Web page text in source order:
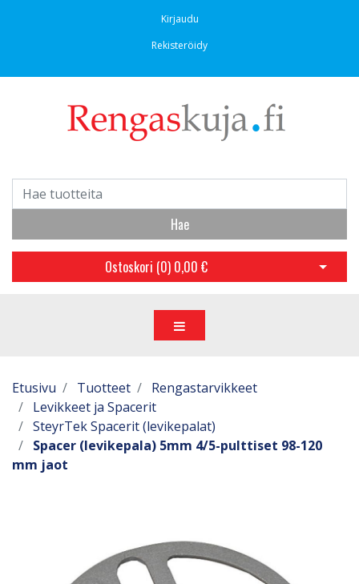
Kirjaudu
Rekisteröidy
Hae
Ostoskori (0) 0,00 € Avaa
Etusivu Tuotteet
Rengastarvikkeet
Levikkeet ja Spacerit
SteyrTek Spacerit (levikepalat)
Spacer (levikepala) 5mm 4/5-pulttiset 98-120
mm jaot